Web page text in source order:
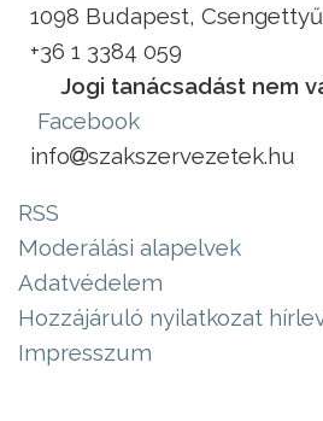
1098 Budapest, Csengettyű
+36 1 3384 059
Jogi tanácsadást nem
Facebook
info
szakszervezetek.hu
RSS
Moderálási alapelvek
Adatvédelem
Hozzájáruló nyilatkozat
Impresszum